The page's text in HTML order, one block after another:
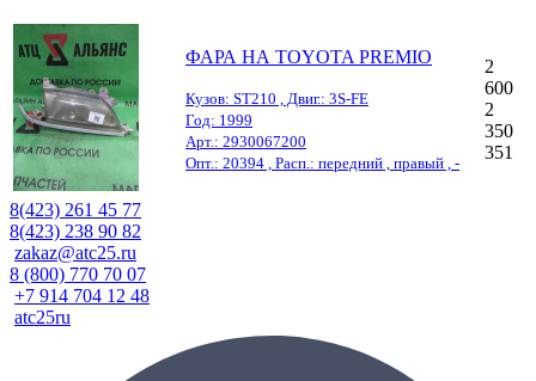
ФАРА НА TOYOTA PREMIO
Кузов: ST210 , Двиг.: 3S-FE
Год: 1999
Арт.: 2930067200
Опт.: 20394 , Расп.: передний , правый , -
2
600
2
350
351
8(423) 261 45 77
8(423) 238 90 82
zakaz@atc25.ru
8 (800) 770 70 07
+7 914 704 12 48
atc25ru